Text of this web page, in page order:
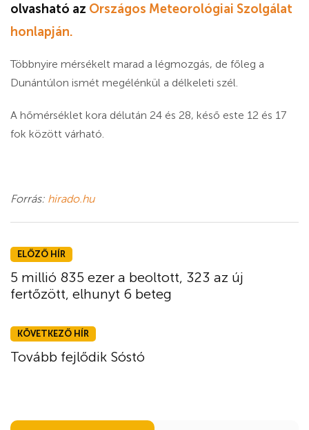
olvasható az Országos Meteorológiai Szolgálat
honlapján.
Többnyire mérsékelt marad a légmozgás, de főleg a
Dunántúlon ismét megélénkül a délkeleti szél.
A hőmérséklet kora délután 24 és 28, késő este 12 és 17
fok között várható.
Forrás: hirado.hu
ELŐZŐ HÍR
5 millió 835 ezer a beoltott, 323 az új
fertőzött, elhunyt 6 beteg
KÖVETKEZŐ HÍR
Tovább fejlődik Sóstó